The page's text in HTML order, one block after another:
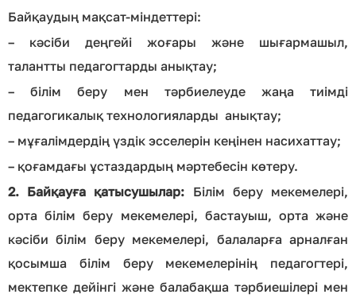
Байқаудың мақсат-міндеттері:
– кәсіби деңгейі жоғары және шығармашыл,
талантты педагогтарды анықтау;
– білім беру мен тәрбиелеуде жаңа тиімді
педагогикалық технологияларды анықтау;
– мұғалімдердің үздік эсселерін кеңінен насихаттау;
– қоғамдағы ұстаздардың мәртебесін көтеру.
2. Байқауға қатысушылар: Білім беру мекемелері,
орта білім беру мекемелері, бастауыш, орта және
кәсіби білім беру мекемелері, балаларға арналған
қосымша білім беру мекемелерінің педагогтері,
мектепке дейінгі және балабақша тәрбиешілері мен